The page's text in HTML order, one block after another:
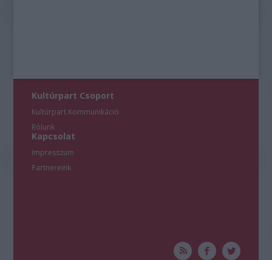
Kultúrpart Csoport
Kultúrpart Kommunikáció
Rólunk
Kapcsolat
Impresszum
Partnereink